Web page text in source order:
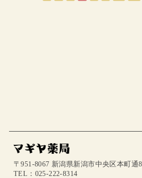
〒951-8067 新潟県新潟市中央区本町通
TEL：025-222-8314